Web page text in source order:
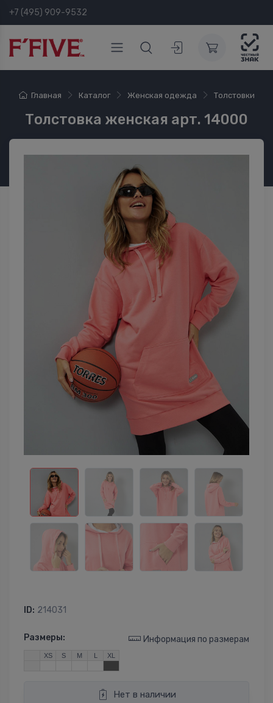
+7 (495) 909-9532
Главная Каталог Женская одежда Толстовки
Толстовка женская арт. 14000
ID: 214031
Размеры: Информация по размерам
XS S M L XL
Нет в наличии